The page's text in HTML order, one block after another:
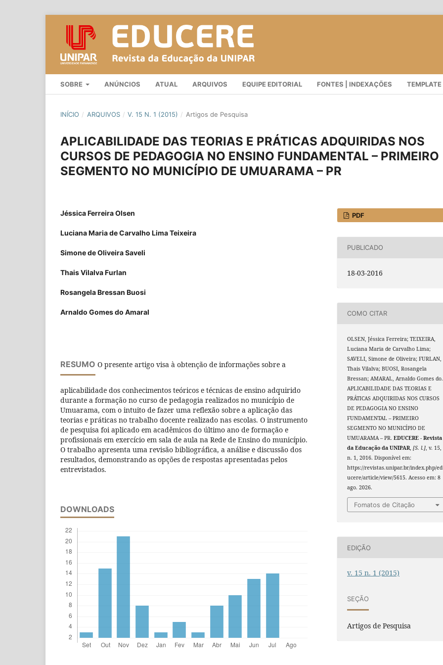
SOBRE ANÚNCIOS ATUAL ARQUIVOS EQUIPE EDITORIAL FONTES | INDEXAÇÕES TEMPLATE
INÍCIO / ARQUIVOS / V. 15 N. 1 (2015) / Artigos de Pesquisa
APLICABILIDADE DAS TEORIAS E PRÁTICAS ADQUIRIDAS NOS
CURSOS DE PEDAGOGIA NO ENSINO FUNDAMENTAL – PRIMEIRO
SEGMENTO NO MUNICÍPIO DE UMUARAMA – PR
Jéssica Ferreira Olsen
Luciana Maria de Carvalho Lima Teixeira
Simone de Oliveira Saveli
Thais Vilalva Furlan
Rosangela Bressan Buosi
Arnaldo Gomes do Amaral
RESUMO O presente artigo visa à obtenção de informações sobre a
aplicabilidade dos conhecimentos teóricos e técnicas de ensino adquirido
durante a formação no curso de pedagogia realizados no município de
Umuarama, com o intuito de fazer uma reflexão sobre a aplicação das
teorias e práticas no trabalho docente realizado nas escolas. O instrumento
de pesquisa foi aplicado em acadêmicos do último ano de formação e
profissionais em exercício em sala de aula na Rede de Ensino do município.
O trabalho apresenta uma revisão bibliográfica, a análise e discussão dos
resultados, demonstrando as opções de respostas apresentadas pelos
entrevistados.
DOWNLOADS
PDF
PUBLICADO
18-03-2016
COMO CITAR
OLSEN, Jéssica Ferreira; TEIXEIRA,
Luciana Maria de Carvalho Lima;
SAVELI, Simone de Oliveira; FURLAN,
Thais Vilalva; BUOSI, Rosangela
Bressan; AMARAL, Arnaldo Gomes do.
APLICABILIDADE DAS TEORIAS E
PRÁTICAS ADQUIRIDAS NOS CURSOS
DE PEDAGOGIA NO ENSINO
FUNDAMENTAL – PRIMEIRO
SEGMENTO NO MUNICÍPIO DE
UMUARAMA – PR.EDUCERE - Revista
da Educação da UNIPAR,[S. l.], v. 15,
n. 1, 2016. Disponível em:
https://revistas.unipar.br/index.php/ed
ucere/article/view/5615. Acesso em: 8
ago. 2026.
Fomatos de Citação
EDIÇÃO
v. 15 n. 1 (2015)
SEÇÃO
Artigos de Pesquisa